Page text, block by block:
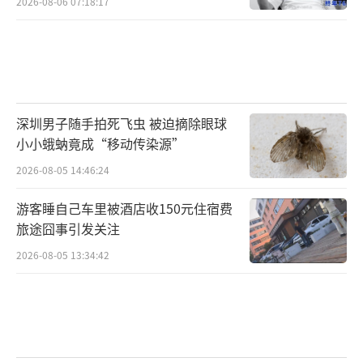
6月初，湖南省住建厅总工程师易继红率
省、长沙市、怀化市、郴州市、湘西土家族苗
族自治州房地产平稳健康运行专项工作组相关
开座谈会。
易继红一行现场调研了浏阳市禧和学苑、
深圳男子随手拍死飞虫 被迫摘除眼球
小小蛾蚋竟成“移动传染源”
2026-08-05 14:46:24
游客睡自己车里被酒店收150元住宿费
旅途囧事引发关注
2026-08-05 13:34:42